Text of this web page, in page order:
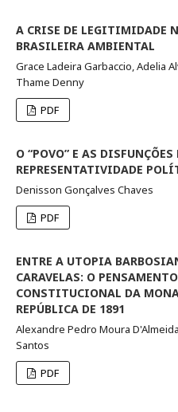
A CRISE DE LEGITIMIDADE
BRASILEIRA AMBIENTAL
Grace Ladeira Garbaccio, Adelia
Thame Denny
PDF
O “POVO” E AS
REPRESENTATIVIDADE
Denisson Gonçalves Chaves
PDF
ENTRE A UTOPIA
CARAVELAS: O
CONSTITUCIONAL DA
REPÚBLICA DE 1891
Alexandre Pedro Moura
Santos
PDF